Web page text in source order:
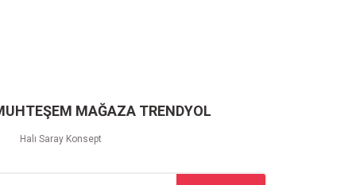
MAĞAZA TRENDYOL
Halı Saray Konsept